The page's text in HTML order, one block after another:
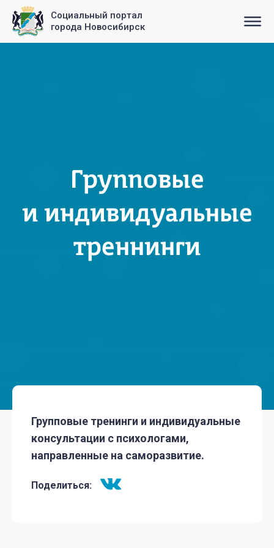
Социальный портал
города Новосибирск
Групповые
и индивидуальные
треннинги
Групповые тренинги и индивидуальные
консультации с психологами,
направленные на саморазвитие.
Поделиться: